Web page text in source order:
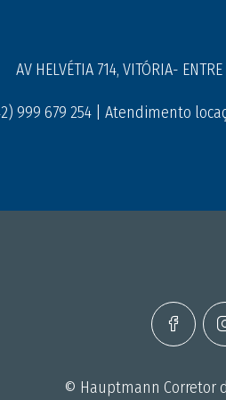
AV HELVÉTIA 714, VITÓRIA-
999 679 254 | Atendimento
© Hauptmann Corretor